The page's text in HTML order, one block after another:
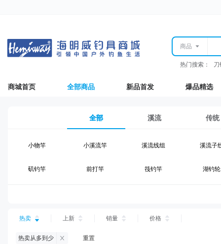
商品
热门搜索：
商城首页 全部商品 新品首发 爆品精选
全部 溪流 传统
小物竿 小溪流竿 溪流线组 溪流子
矶钓竿 前打竿 筏钓竿 湖钓轮
台钓仕挂 台钓钩
钓鱼伞 台钓服饰
热卖 上新 销量 价格
热卖从多到少 重置